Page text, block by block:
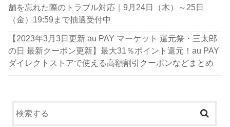
舗を忘れた際のトラブル対応｜9月24日（木）～25日
（金）19:59まで抽選受付中
【2023年3月3日更新 au PAY マーケット 還元祭・三太郎
の日 最新クーポン更新】最大31％ポイント還元！au PAY
ダイレクトストアで使える高額割引クーポンなどまとめ